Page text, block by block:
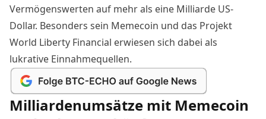
Vermögenswerten auf mehr als eine Milliarde US-
Dollar. Besonders sein Memecoin und das Projekt
World Liberty Financial erwiesen sich dabei als
lukrative Einnahmequellen.
Milliardenumsätze mit Memecoin